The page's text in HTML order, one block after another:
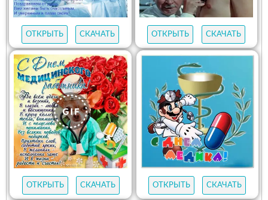
ОТКРЫТЬ СКАЧАТЬ ОТКРЫТЬ СКАЧАТЬ
ОТКРЫТЬ СКАЧАТЬ ОТКРЫТЬ СКАЧАТЬ